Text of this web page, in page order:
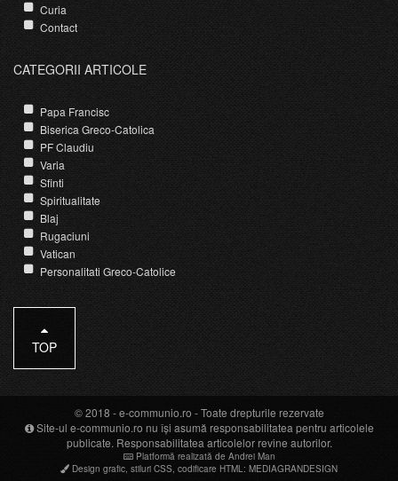
Curia
Contact
CATEGORII ARTICOLE
Papa Francisc
Biserica Greco-Catolica
PF Claudiu
Varia
Sfinti
Spiritualitate
Blaj
Rugaciuni
Vatican
Personalitati Greco-Catolice
TOP
© 2018 -e-communio.ro - Toate drepturile rezervate
Site-ul e-communio.ro nu își asumă responsabilitatea pentru articolele
publicate. Responsabilitatea articolelor revine autorilor.
Platformă realizată de Andrei Man
Design grafic stiluri CSS codificare HTML : MEDIAGRANDESIGN